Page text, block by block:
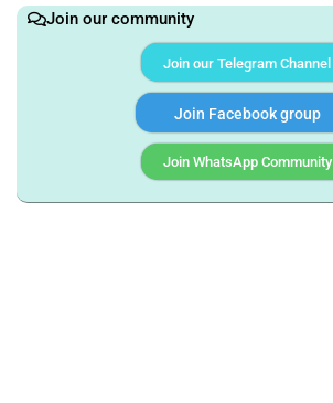
Join our community
Join our Telegram Channel
Join Facebook group
Join WhatsApp Community